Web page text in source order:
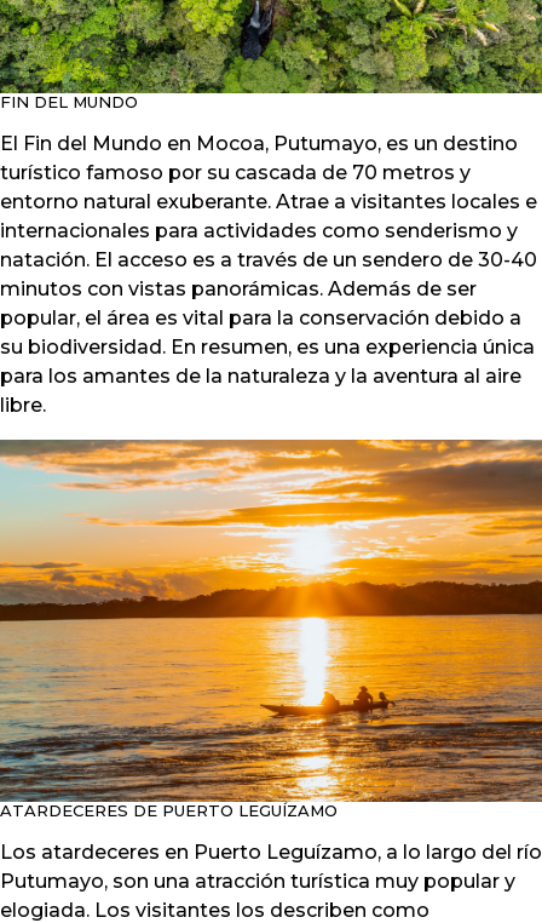
FIN DEL MUNDO
El Fin del Mundo en Mocoa, Putumayo, es un destino
turístico famoso por su cascada de 70 metros y
entorno natural exuberante. Atrae a visitantes locales e
internacionales para actividades como senderismo y
natación. El acceso es a través de un sendero de 30-40
minutos con vistas panorámicas. Además de ser
popular, el área es vital para la conservación debido a
su biodiversidad. En resumen, es una experiencia única
para los amantes de la naturaleza y la aventura al aire
libre.
ATARDECERES DE PUERTO LEGUÍZAMO
Los atardeceres en Puerto Leguízamo, a lo largo del río
Putumayo, son una atracción turística muy popular y
elogiada. Los visitantes los describen como